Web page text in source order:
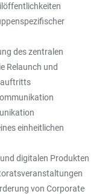
des zentralen
Relaunch und
einheitlichen
digitalen Produkten
von Corporate